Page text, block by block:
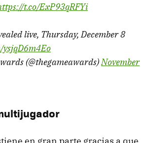
t.co/ExP93qRFYi
live, Thursday, December 8
(@thegameawards)November
en gran parte gracias a que